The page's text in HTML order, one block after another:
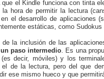
que el Kindle funciona con tinta
hora de permitir la lectura
el desarrollo de aplicaciones
estáticas, como
de la inclusión de las
un paso intermedio. Es una
decir, móviles) y los
de la lectura, pero del que
ese mismo hueco y que